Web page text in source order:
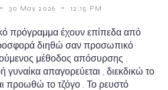
- 30 May 2026 - 12:15 PM
πρόγραμμα έχουν επίπεδα από
διηθώ σαν προσωπικό
μέθοδος απόσυρσης .
γυναίκα απαγορεύεται , διεκδικώ το
προωθώ το τζόγο . Το ρευστό